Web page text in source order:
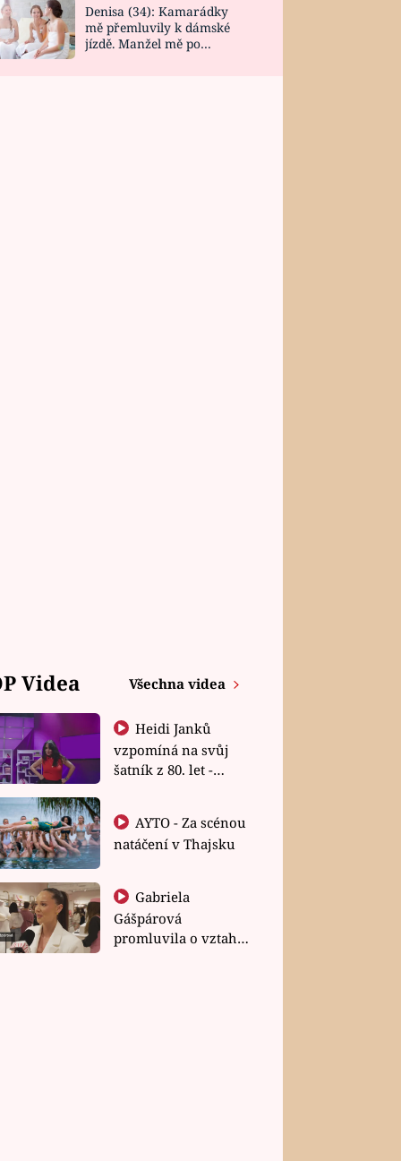
Denisa (34): Kamarádky
mě přemluvily k dámské
jízdě. Manžel mě po
Videa Všechna videa
Heidi Janků
vzpomíná na svůj
šatník z 80. let -
natáčení v Thajsku
Gabriela
Gášpárová
promluvila o vztahu